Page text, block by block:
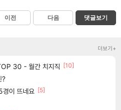
이전 다음 댓글보기
더보기+
30 - 월간 치지직 [10]
?
이 뜨네요 [5]